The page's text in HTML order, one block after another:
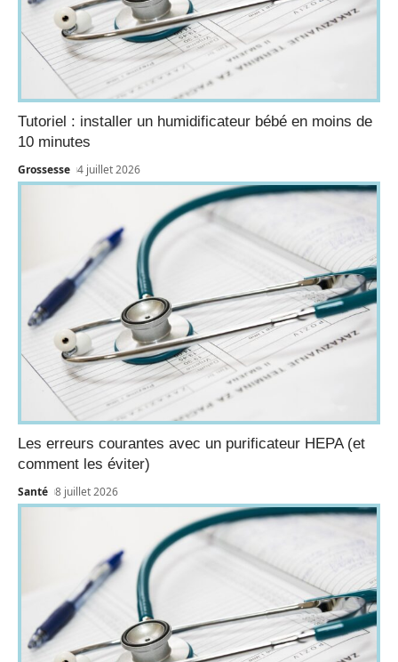
Tutoriel : installer un humidificateur bébé en moins de
10 minutes
Grossesse 4 juillet 2026
Les erreurs courantes avec un purificateur HEPA (et
comment les éviter)
Santé 8 juillet 2026